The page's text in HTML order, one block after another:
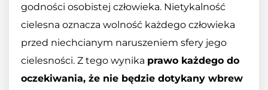
godności osobistej człowieka. Nietykalność
cielesna oznacza wolność każdego człowieka
przed niechcianym naruszeniem sfery jego
cielesności. Z tego wynika prawo każdego do
oczekiwania, że nie będzie dotykany wbrew